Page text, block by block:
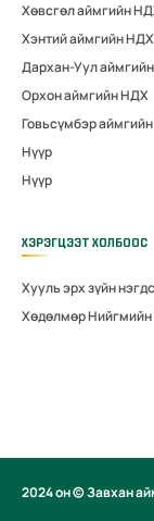
Хөвсгөл аймгийн
Хэнтий аймгийн НДХ
Дархан-Уул
Орхон аймгийн НДХ
Говьсүмбэр
Нүүр
Нүүр
ХЭРЭГЦЭЭТ ХОЛБООС
Хууль эрх зүйн
Хөдөлмөр
2024 он © Завхан